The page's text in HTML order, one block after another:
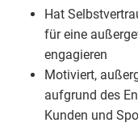
Hat
für eine
engagieren
Motiviert,
aufgrund des
Kunden und